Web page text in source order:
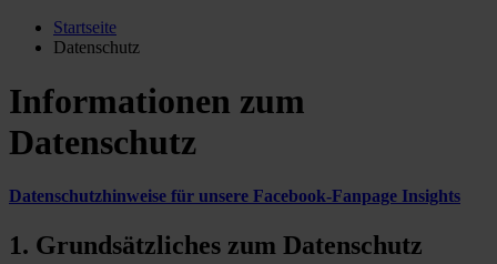
Startseite
Datenschutz
Informationen zum
Datenschutz
Datenschutzhinweise für unsere Facebook-Fanpage Insights
1. Grundsätzliches zum Datenschutz